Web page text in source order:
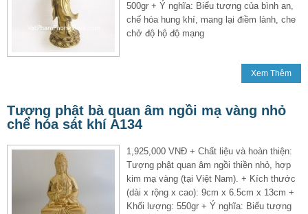
500gr + Ý nghĩa: Biểu tượng của bình an,
chế hóa hung khí, mang lại điềm lành, che
chở độ hộ độ mạng
Xem Thêm
Tượng phật bà quan âm ngồi mạ vàng nhỏ
chế hóa sát khí A134
1,925,000 VNĐ + Chất liệu và hoàn thiện:
Tượng phật quan âm ngồi thiền nhỏ, hợp
kim mạ vàng (tại Việt Nam). + Kích thước
(dài x rộng x cao): 9cm x 6.5cm x 13cm +
Khối lượng: 550gr + Ý nghĩa: Biểu tượng